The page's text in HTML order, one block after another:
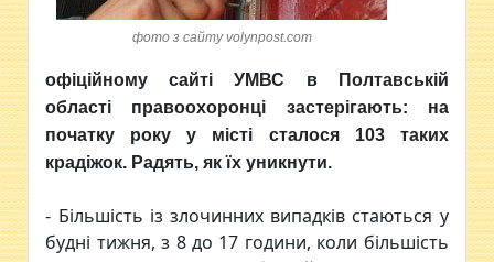
фото з сайту volynpost.com
офіційному сайті УМВС в Полтавській
області правоохоронці застерігають: на
початку року у місті сталося 103 таких
крадіжок. Радять, як їх уникнути.
- Більшість із злочинних випадків стаються у
будні тижня, з 8 до 17 години, коли більшість